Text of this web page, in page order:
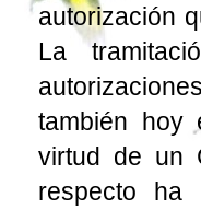
autorización
La
también hoy
virtud de un
respecto ha